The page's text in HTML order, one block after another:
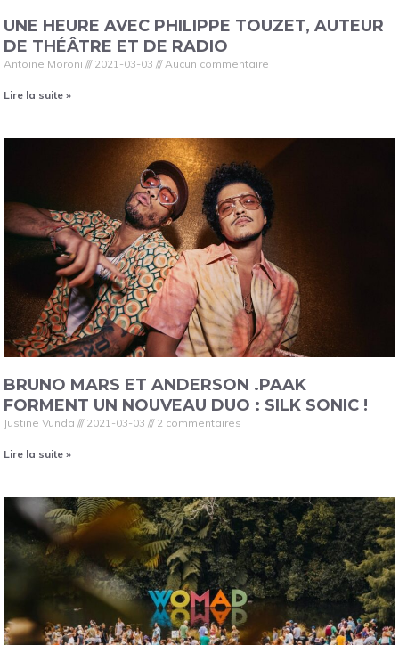
UNE HEURE AVEC PHILIPPE TOUZET, AUTEUR
DE THÉÂTRE ET DE RADIO
Antoine Moroni 2021-03-03 Aucun commentaire
Lire la suite »
BRUNO MARS ET ANDERSON .PAAK
FORMENT UN NOUVEAU DUO : SILK SONIC !
Justine Vunda 2021-03-03 2 commentaires
Lire la suite »